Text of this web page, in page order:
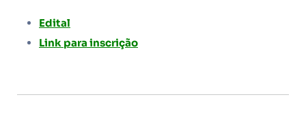
Edital
Link para inscrição